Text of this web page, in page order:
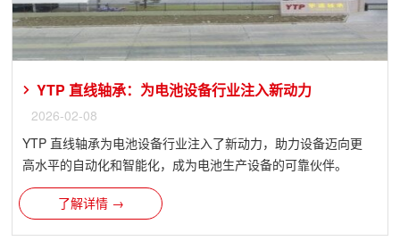
YTP 直线轴承：为电池设备行业注入新动力
2026-02-08
YTP 直线轴承为电池设备行业注入了新动力，助力设备迈向更
高水平的自动化和智能化，成为电池生产设备的可靠伙伴。
了解详情 →